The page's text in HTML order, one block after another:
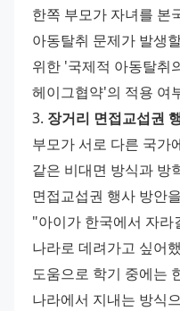
한쪽 부모가 자녀를 본
아동탈취 문제가 발생
위한 '국제적 아동탈취
헤이그협약'의 적용 여
3. 장거리 면접교섭권
부모가 서로 다른 국가
같은 비대면 방식과 방
면접교섭권 행사 방안
"아이가 한국에서 자라
나라로 데려가고 싶어
도움으로 학기 중에는
나라에서 지내는 방식